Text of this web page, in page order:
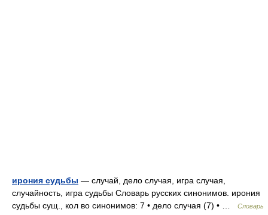
ирония судьбы — случай, дело случая, игра случая,
случайность, игра судьбы Словарь русских синонимов. ирония
судьбы сущ., кол во синонимов: 7 • дело случая (7) • …
Словарь